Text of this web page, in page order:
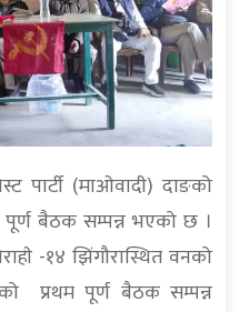
पार्टी (माओवादी) दाङको
बैठक सम्पन्न भएको छ ।
-१४ झिंगौरास्थित वनको
प्रथम पूर्ण बैठक सम्पन्न